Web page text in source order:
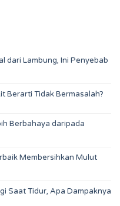
dari Lambung, Ini Penyebab
Berarti Tidak Bermasalah?
Berbahaya daripada
Membersihkan Mulut
Saat Tidur, Apa Dampaknya